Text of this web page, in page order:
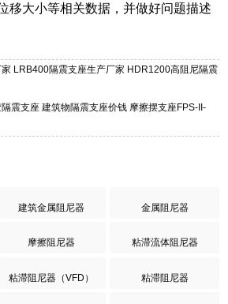
移大小等相关数据，并做好问题描述
LRB400隔震支座生产厂家 HDR1200高阻尼隔震
震支座 建筑物隔震支座价钱 摩擦摆支座FPS-II-
建筑金属阻尼器 金属阻尼器
摩擦阻尼器 粘滞流体阻尼器
粘滞阻尼器（VFD） 粘滞阻尼器